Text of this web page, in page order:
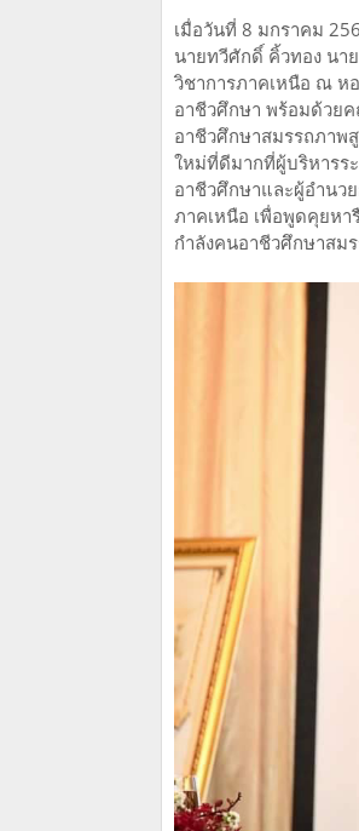
เมื่อวันที่ 8 มกราคม
นายทวีศักดิ์ คิ้วทอง นา
วิชาการภาคเหนือ ณ ห
อาชีวศึกษา พร้อมด้วย
อาชีวศึกษาสมรรถภาพ
ใหม่ที่ดีมากที่ผู้บริหารร
อาชีวศึกษาและผู้อำนว
ภาคเหนือ เพื่อพูดคุยห
กำลังคนอาชีวศึกษาสม